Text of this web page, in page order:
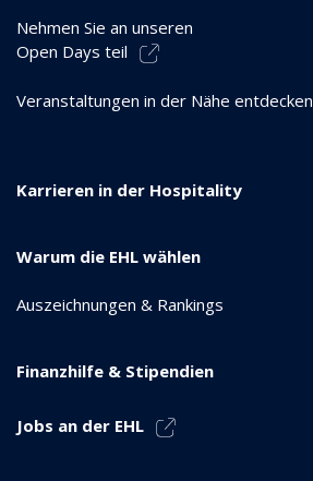
Nehmen Sie an unseren
Open Days teil
Veranstaltungen in der Nähe entdecken
Karrieren in der Hospitality
Warum die EHL wählen
Auszeichnungen & Rankings
Finanzhilfe & Stipendien
Jobs an der EHL